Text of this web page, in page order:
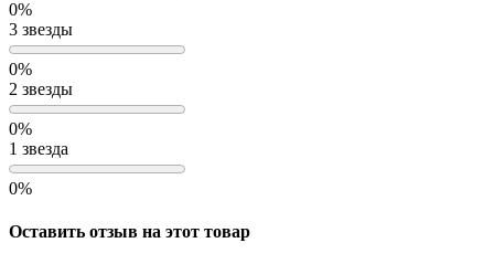
0%
3 звезды
0%
2 звезды
0%
1 звезда
0%
Оставить отзыв на этот товар